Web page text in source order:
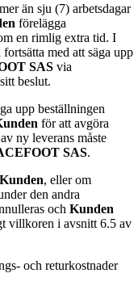
mer än sju (7) arbetsdagar
förelägga
en rimlig extra tid. I
fortsätta med att säga upp
SAS via
beslut.
upp beställningen
för att avgöra
ny leverans måste
SAS.
Kunden, eller om
den andra
och Kunden
villkoren i avsnitt 6.5 av
och returkostnader